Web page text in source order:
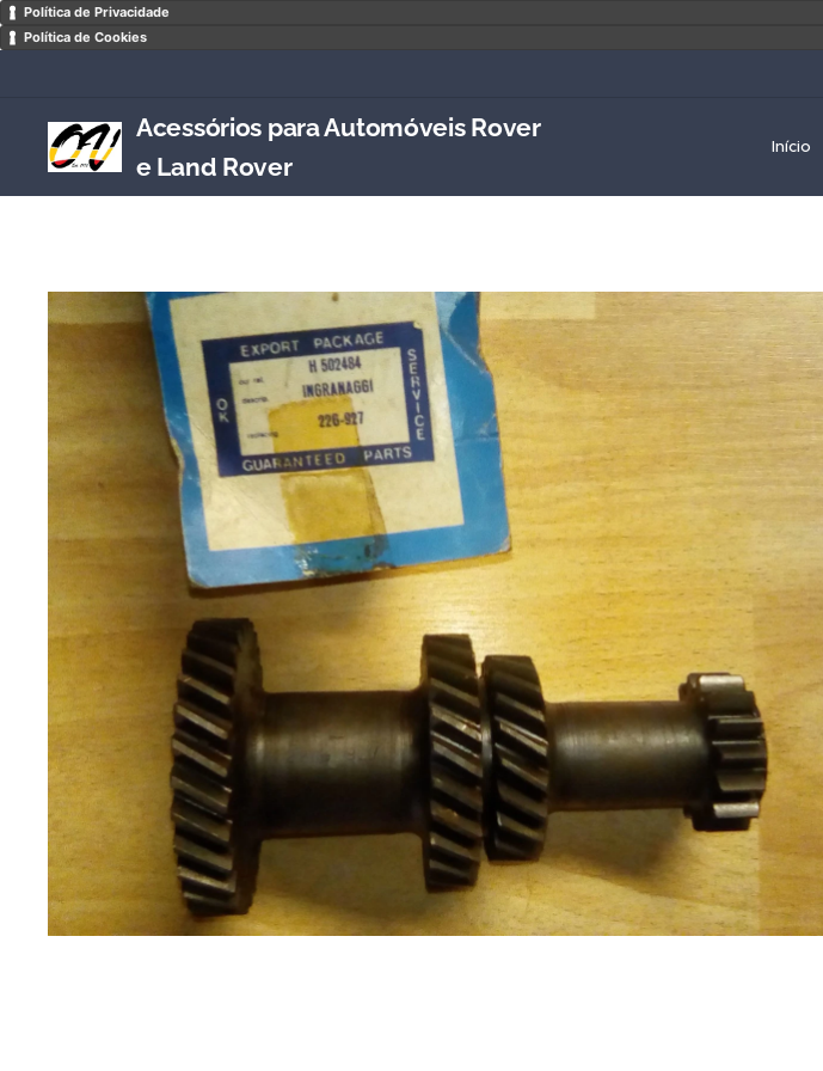
Política de Privacidade
Política de Cookies
Acessórios para Automóveis Rover
e Land Rover
Início